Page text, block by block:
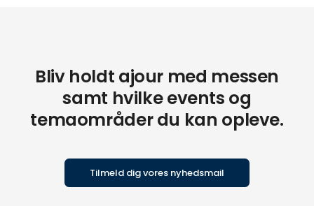
Bliv holdt ajour med messen
samt hvilke events og
temaområder du kan opleve.
Tilmeld dig vores nyhedsmail